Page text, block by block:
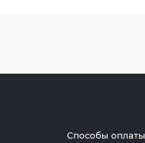
Способы оплаты